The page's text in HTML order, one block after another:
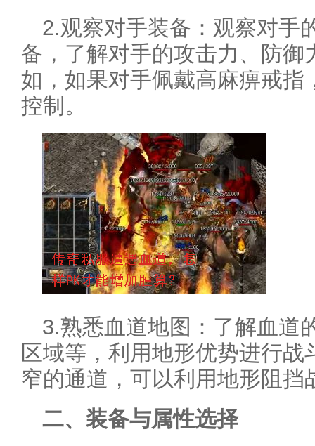
2.观察对手装备：观察对手
备，了解对手的攻击力、防御
如，如果对手佩戴高麻痹戒指
控制。
3.熟悉血道地图：了解血道
区域等，利用地形优势进行
窄的通道，可以利用地形阻挡
二、装备与属性选择